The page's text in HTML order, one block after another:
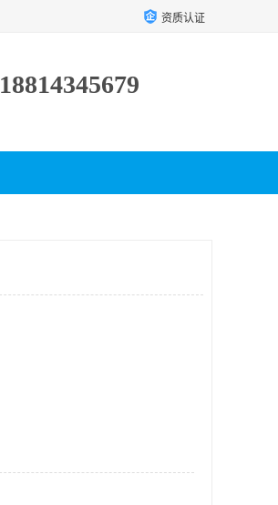
资质认证
18814345679